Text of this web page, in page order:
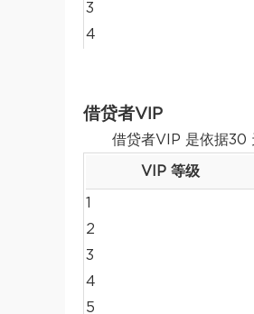
3
4
借贷者VIP
借贷者VIP 是依据30
VIP 等级
1
2
3
4
5